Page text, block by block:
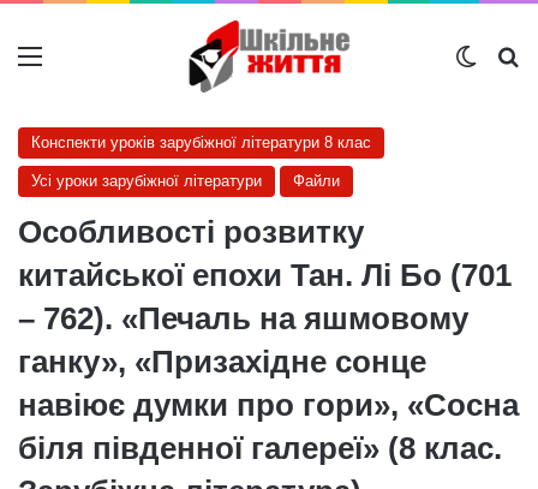
Меню
Конспекти уроків зарубіжної літератури 8 клас
Усі уроки зарубіжної літератури Файли
Особливості розвитку
китайської епохи Тан. Лі Бо (701
– 762). «Печаль на яшмовому
ганку», «Призахідне сонце
навіює думки про гори», «Сосна
біля південної галереї» (8 клас.